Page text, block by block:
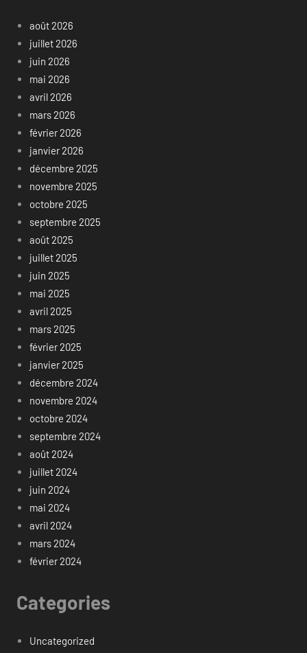
août 2026
juillet 2026
juin 2026
mai 2026
avril 2026
mars 2026
février 2026
janvier 2026
décembre 2025
novembre 2025
octobre 2025
septembre 2025
août 2025
juillet 2025
juin 2025
mai 2025
avril 2025
mars 2025
février 2025
janvier 2025
décembre 2024
novembre 2024
octobre 2024
septembre 2024
août 2024
juillet 2024
juin 2024
mai 2024
avril 2024
mars 2024
février 2024
Categories
Uncategorized